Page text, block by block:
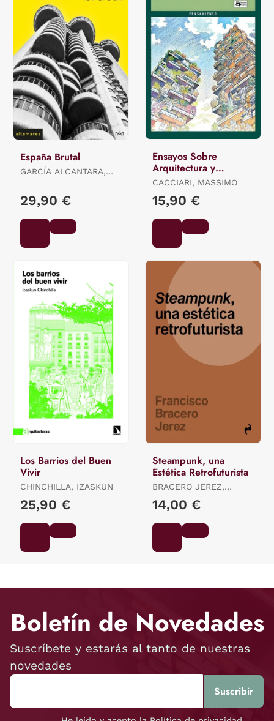
España Brutal
GARCÍA ALCANTARA,
29,90 €
Ensayos Sobre
Arquitectura y
Filosofía
CACCIARI, MASSIMO
15,90 €
Los Barrios del Buen
Vivir
CHINCHILLA, IZASKUN
25,90 €
Steampunk, una
Estética Retrofuturista
BRACERO JEREZ,
FRANCISCO
14,00 €
Boletín de Novedades
Suscríbete y estarás al tanto de nuestras
novedades